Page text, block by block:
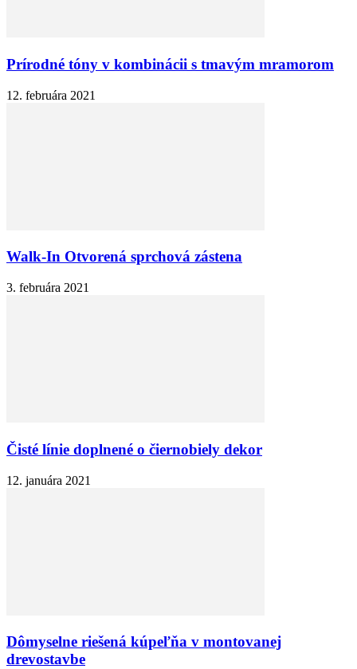
Prírodné tóny v kombinácii s tmavým mramorom
12. februára 2021
Walk-In Otvorená sprchová zástena
3. februára 2021
Čisté línie doplnené o čiernobiely dekor
12. januára 2021
Dômyselne riešená kúpeľňa v montovanej
drevostavbe